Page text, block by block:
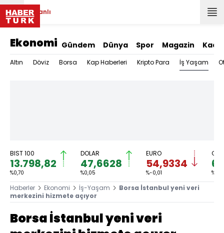
Canlı
Ekonomi Gündem Dünya Spor Magazin
Altın Döviz Borsa Kap Haberleri Kripto Para İş Yaşam
BIST 100
13.798,82
%0,70
DOLAR
47,6628
%0,05
EURO
54,9334
%-0,01
Haberler Ekonomi İş-Yaşam
Borsa İstanbul yeni veri
merkezini hizmete açıyor
Borsa İstanbul yeni veri